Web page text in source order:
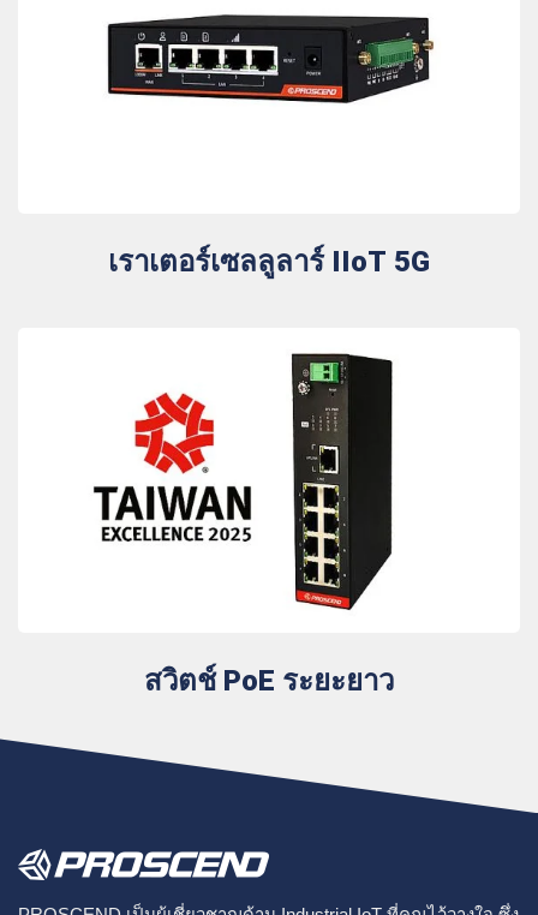
เราเตอร์เซลลูลาร์ IIoT 5G
สวิตช์ PoE ระยะยาว